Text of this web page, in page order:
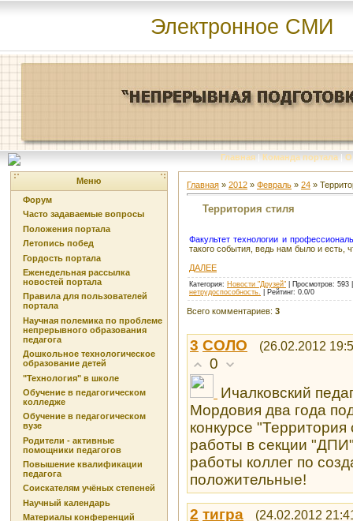
Электронное СМИ
Главная | Команда портала | О
Меню
Форум
Часто задаваемые вопросы
Положения портала
Летопись побед
Гордость портала
Еженедельная рассылка
новостей портала
Правила для пользователей
портала
Научная полемика по проблеме
непрерывного образования
педагога
Дошкольное технологическое
образование детей
"Технология" в школе
Обучение в педагогическом
колледже
Обучение в педагогическом
вузе
Родители - активные
помощники педагогов
Повышение квалификации
педагога
Соискателям учёных степеней
Научный календарь
Материалы конференций
Главная » 2012 » Февраль » 24 »
Территория стиля
Факультет технологии и
такого события, ведь нам было и есть,
ДАЛЕЕ
Категория: Новости "Друзей" Просмотров: 593
нетрудоспособность.
Рейтинг: 0.0/0
Всего комментариев: 3
3 СОЛО (26.02.2012
0
Ичалковский
Мордовия два года
конкурсе
работы в секции
работы коллег по
положительные!
2 тигра (24.02.2012